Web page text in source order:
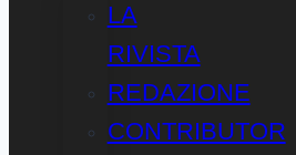
LA
RIVISTA
REDAZIONE
CONTRIBUTOR